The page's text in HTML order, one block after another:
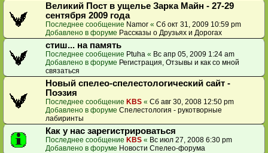
Великий Пост в ущелье Зарка Майн - 27-29
сентября 2009 года
Последнее сообщение Namor « Сб окт 31, 2009 10:59 pm
Добавлено в форуме Рассказы о Друзьях и Дорогах
стиш... на память
Последнее сообщение Ptuha « Вс апр 05, 2009 1:24 am
Добавлено в форуме Регистрация, Отзывы и как со мной
связаться
Новый спелео-спелестологический сайт -
Поэзия
Последнее сообщение KBS « Сб авг 30, 2008 12:50 pm
Добавлено в форуме Спелестология - рукотворные
лабиринты
Как у нас зарегистрироваться
Последнее сообщение KBS « Вс июл 27, 2008 6:30 pm
Добавлено в форуме Новости Спелео-форума